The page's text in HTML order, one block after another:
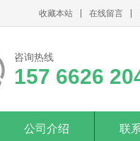
收藏本站 在线留言
咨询热线
157 6626
公司介绍 联